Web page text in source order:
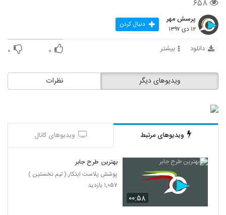
۶۵۸
پرسش مهر
۱۲ دی ۱۳۹۷ دنبال کردن
دانلود بیشتر ۰ ۰
نظرات ویدیوهای دیگر
ویدیوهای مرتبط ویدیوهای کانال
۰۰:۵۸
بهترین طرح جابر
پوشش پلاست ابتکار ( تیم نخستین )
۱,۰۵۷ بازدید